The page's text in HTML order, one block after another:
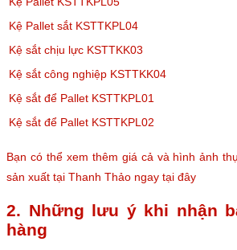
Kệ Pallet sắt KSTTKPL04
Kệ sắt chịu lực KSTTKK03
Kệ sắt công nghiệp KSTTKK04
Kệ sắt để Pallet KSTTKPL01
Kệ sắt để Pallet KSTTKPL02
Bạn có thể xem thêm giá cả và hình ảnh
sản xuất tại Thanh Thảo ngay tại đây
2. Những lưu ý khi nhận
hàng